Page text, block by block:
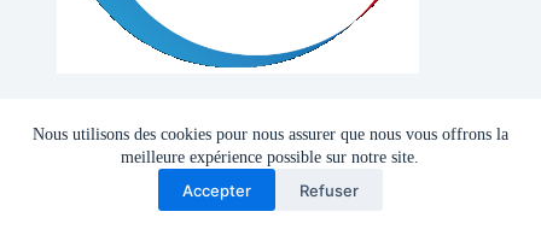
Nous utilisons des cookies pour nous assurer que nous vous offrons la
meilleure expérience possible sur notre site.
Accepter Refuser